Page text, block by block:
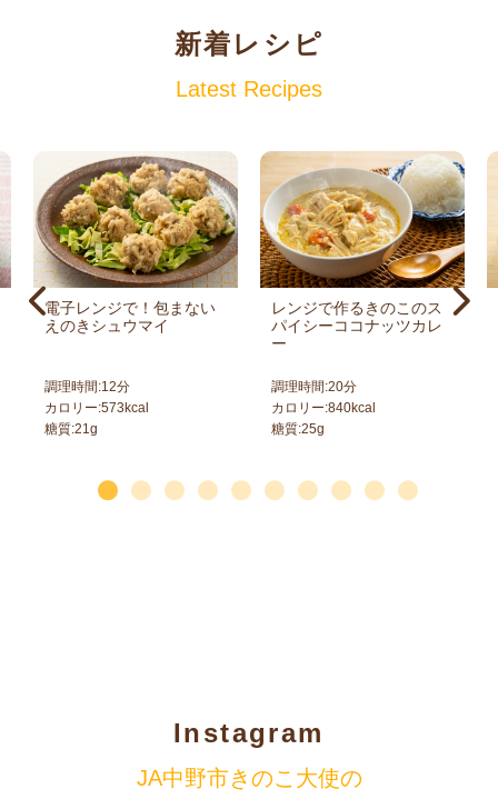
新着レシピ
Latest Recipes
電子レンジで！包まない
えのきシュウマイ
調理時間:12分
カロリー:573kcal
糖質:21g
レンジで作るきのこのス
パイシーココナッツカレ
ー
調理時間:20分
カロリー:840kcal
糖質:25g
Instagram
JA中野市きのこ大使の